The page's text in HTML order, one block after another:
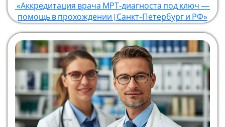
«Аккредитация врача МРТ‑диагноста под ключ —
помощь в прохождении | Санкт-Петербург и РФ»